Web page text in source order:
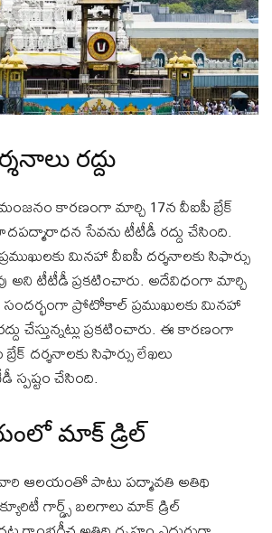
రద్దు
కారణంగా మార్చి 17న వీఐపీ బ్రేక్
సేవను టీటీడీ రద్దు చేసింది.
మినహా వీఐపీ దర్శనాలకు సిఫార్సు
అని టీటీడీ ప్రకటించారు. అదేవిధంగా మార్చి
ప్రోటోకాల్ ప్రముఖులకు మినహా
చేస్తున్నట్లు ప్రకటించారు. ఈ కారణంగా
దర్శనాలకు సిఫార్సు లేఖలు
స్పష్టం చేసింది.
మాక్ డ్రిల్
ఆలయంతో పాటు పద్మావతి అతిథి
గార్డ్స్ బలగాలు మాక్ డ్రిల్